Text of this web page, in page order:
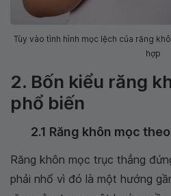
Tùy vào tình hình mọc lệch của răng
hợp
2. Bốn kiểu răng
phổ biến
2.1 Răng khôn mọc
Răng khôn mọc trục thẳng
phải nhổ vì đó là một hướng